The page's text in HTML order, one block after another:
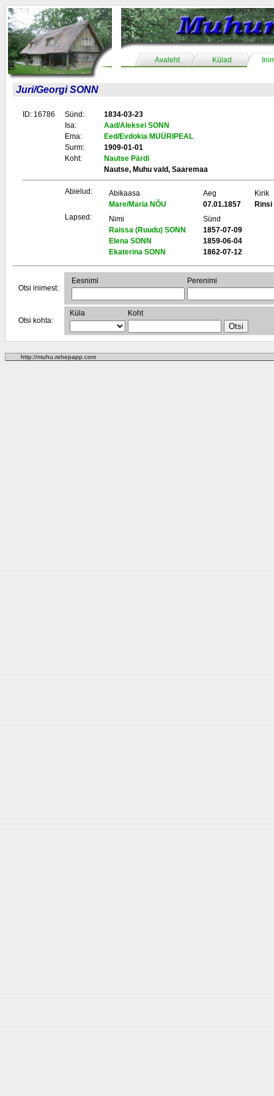
Avaleht Külad
Juri/Georgi SONN
ID: 16786 Sünd:
1834-03-23
Isa:
Aad/Aleksei SONN
Ema:
Eed/Evdokia MÜÜRIPEAL
Surm:
1909-01-01
Koht:
Nautse Pärdi
Nautse, Muhu vald, Saaremaa
Abielud: Abikaasa Aeg
Kirik
Mare/Maria NÕU
07.01.1857
Rinsi
Lapsed:
Nimi
Sünd
Raissa (Ruudu) SONN
1857-07-09
Elena SONN
1859-06-04
Ekaterina SONN
1862-07-12
Otsi inimest:
Eesnimi Perenimi
Otsi kohta:
Küla Koht
http://muhu.rehepapp.com